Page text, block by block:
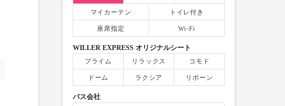
マイカーテン トイレ付き
座席指定 Wi-Fi
WILLER EXPRESS オリジナルシート
プライム
リラックス コモド
ドーム ラクシア リボーン
バス会社